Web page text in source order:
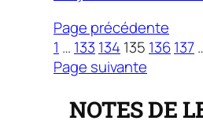
Page précédente
1 … 133 134 135 136137
Page suivante
NOTES DE